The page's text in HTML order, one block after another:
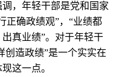
，年轻干部是党和国家
正确政绩观”，“业绩都
真业绩”。对于年轻干
创造政绩”是一个实实在
这一点。